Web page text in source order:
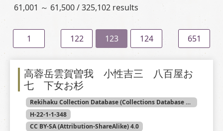
61,001 ～ 61,500 / 325,102 results
1 122 123 124 651
高蓉岳雲賀曽我 小性吉三 八百屋お
七 下女お杉
Rekihaku Collection Database (Collections Database of the National Museum of Japanese History)
H-22-1-1-348
CC BY-SA (Attribution-ShareAlike) 4.0